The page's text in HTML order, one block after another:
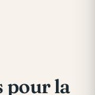
pour la